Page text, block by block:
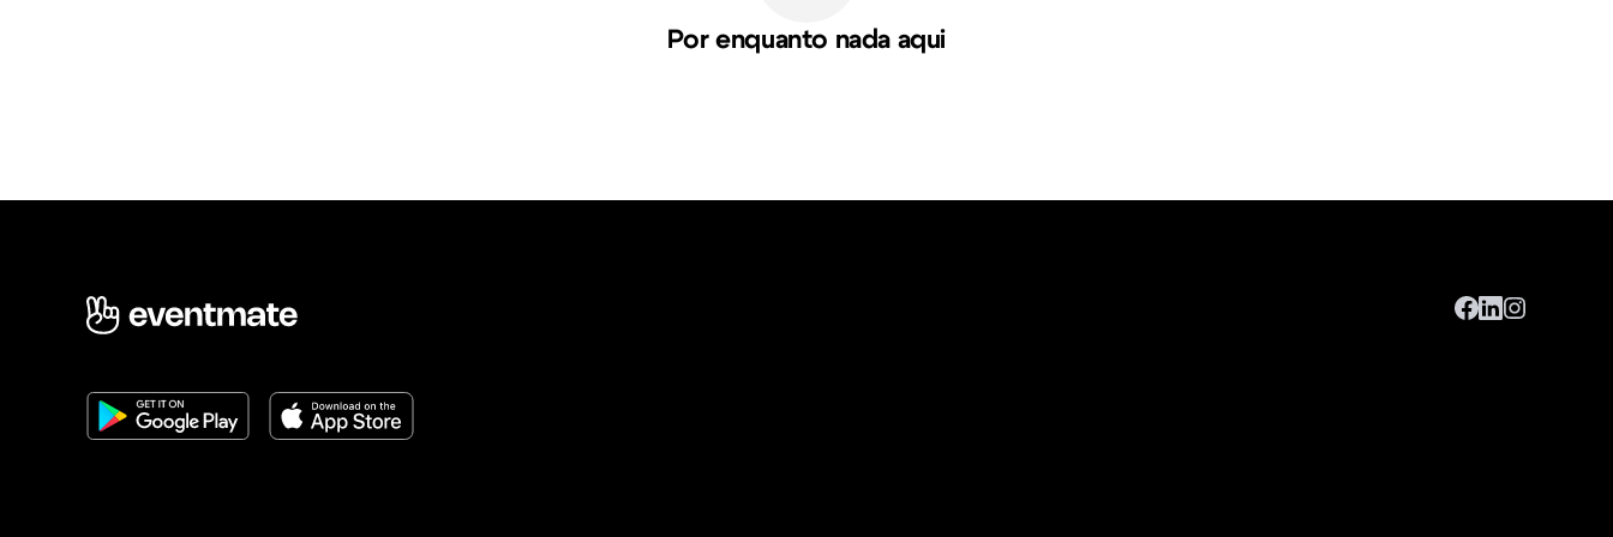
Por enquanto nada aqui